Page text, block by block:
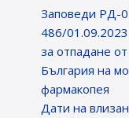
Заповеди РД-
486/
за отпадане
България на
фармакопея
Дати на